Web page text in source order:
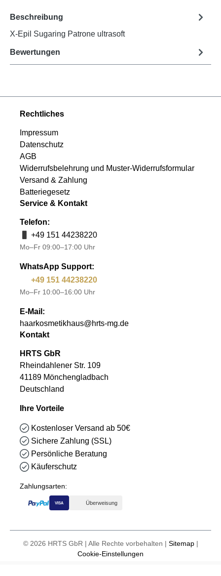
Beschreibung
X-Epil Sugaring Patrone ultrasoft
Bewertungen
Rechtliches
Impressum
Datenschutz
AGB
Widerrufsbelehrung und Muster-Widerrufsformular
Versand & Zahlung
Batteriegesetz
Service & Kontakt
Telefon:
+49 151 44238220
Mo–Fr 09:00–17:00 Uhr
WhatsApp Support:
+49 151 44238220
Mo–Fr 10:00–16:00 Uhr
E-Mail:
haarkosmetikhaus@hrts-mg.de
Kontakt
HRTS GbR
Rheindahlener Str. 109
41189 Mönchengladbach
Deutschland
Ihre Vorteile
Kostenloser Versand ab 50€
Sichere Zahlung (SSL)
Persönliche Beratung
Käuferschutz
Zahlungsarten:
VISA Überweisung
© 2026 HRTS GbR | Alle Rechte vorbehalten | Sitemap|
Cookie-Einstellungen